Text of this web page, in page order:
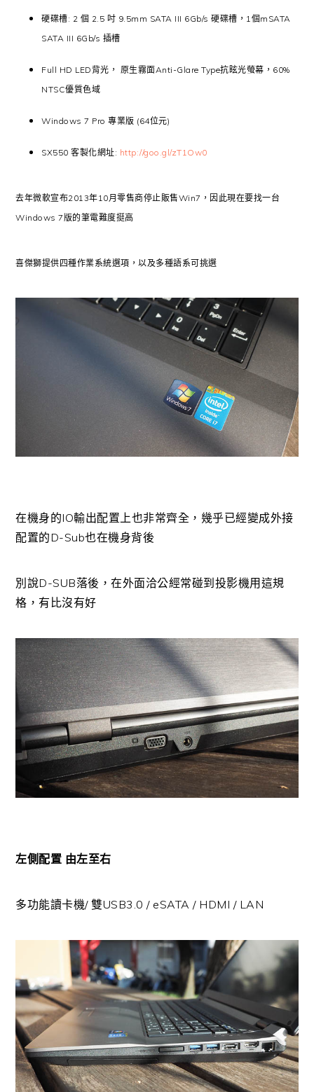
硬碟槽: 2 個 2.5 吋 9.5mm SATA III 6Gb/s 硬碟槽，1個mSATA
SATA III 6Gb/s 插槽
Full HD LED背光， 原生霧面Anti-Glare Type抗眩光螢幕，60%
NTSC優質色域
Windows 7 Pro 專業版 (64位元)
SX550 客製化網址: http://goo.gl/zT1Ow0
去年微軟宣布2013年10月零售商停止販售Win7，因此現在要找一台
Windows 7版的筆電難度挺高
喜傑獅提供四種作業系統選項，以及多種語系可挑選
在機身的IO輸出配置上也非常齊全，幾乎已經變成外接
配置的D-Sub也在機身背後
別說D-SUB落後，在外面洽公經常碰到投影機用這規
格，有比沒有好
左側配置 由左至右
多功能讀卡機/ 雙USB3.0 / eSATA / HDMI / LAN